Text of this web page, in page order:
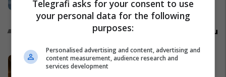
Shqipëri
Reklamo këtu
EXPO DIASPORA 2026 mbahet më
3, 4 dhe 5 gusht në Prishtinë
Telegrafi asks for your consent to use
your personal data for the following
purposes:
Personalised advertising and content, advertising and
content measurement, audience research and
services development